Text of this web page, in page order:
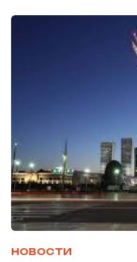
НОВОСТИ